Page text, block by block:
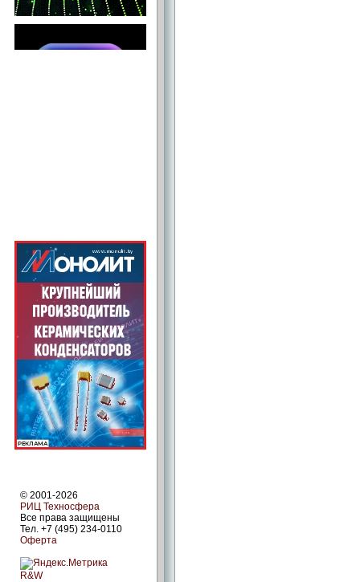
© 2001-2026
РИЦ Техносфера
Все права защищены
Тел. +7 (495) 234-0110
Оферта
R&W